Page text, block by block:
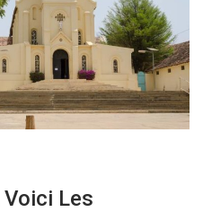
Voici Les